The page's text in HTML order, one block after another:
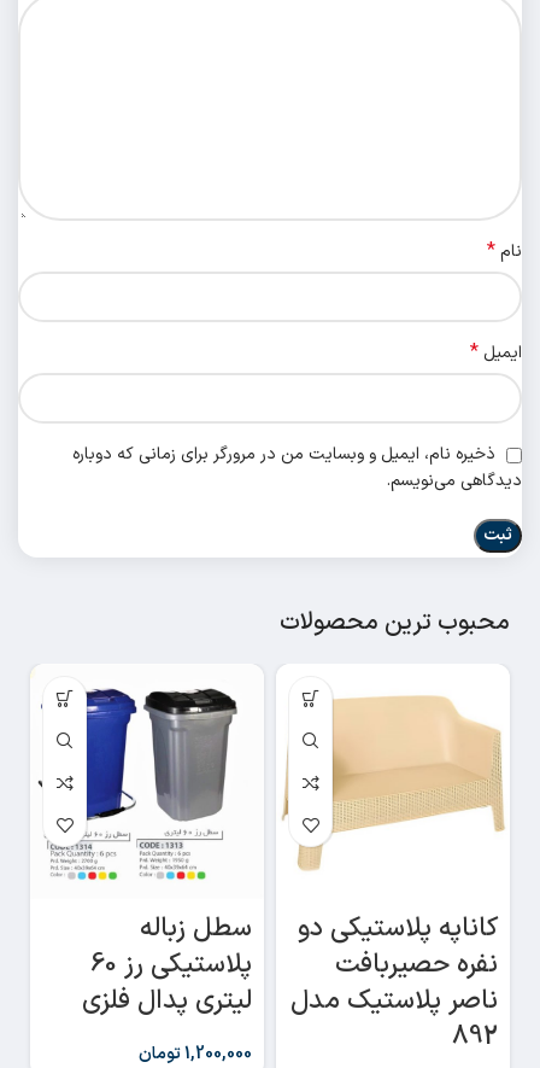
نام*
ایمیل *
ذخیره نام، ایمیل و وبسایت من در مرورگر برای زمانی که دوباره
دیدگاهی می‌نویسم.
محبوب ترین محصولات
کاناپه پلاستیکی دو
نفره حصیربافت
ناصر پلاستیک مدل
892
سطل زباله
پلاستیکی رز 60
لیتری پدال فلزی
1,200,000تومان